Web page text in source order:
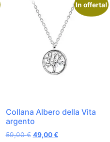
In offerta!
Collana Albero della Vita
argento
59,00€ 49,00€